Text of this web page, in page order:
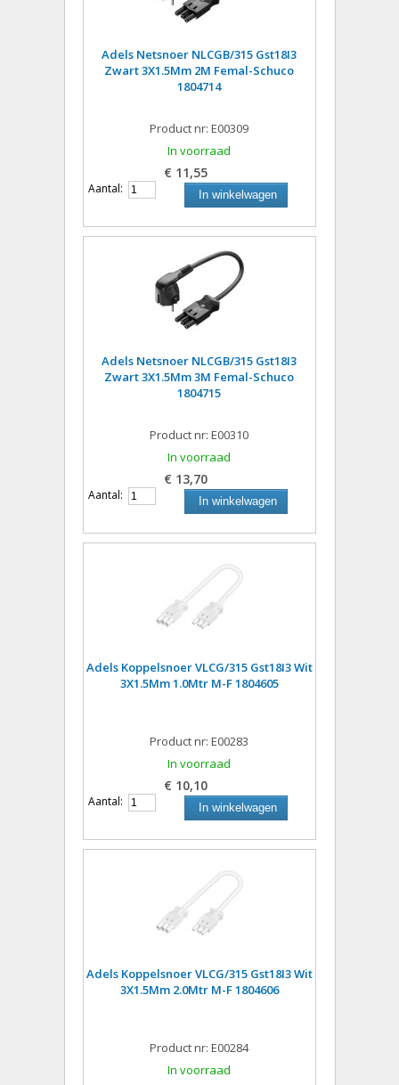
Adels Netsnoer NLCGB/315 Gst18I3
Zwart 3X1.5Mm 2M Femal-Schuco
1804714
Product nr: E00309
In voorraad
€ 11,55
Aantal: In winkelwagen
Adels Netsnoer NLCGB/315 Gst18I3
Zwart 3X1.5Mm 3M Femal-Schuco
1804715
Product nr: E00310
In voorraad
€ 13,70
Aantal: In winkelwagen
Adels Koppelsnoer VLCG/315 Gst18I3 Wit
3X1.5Mm 1.0Mtr M-F 1804605
Product nr: E00283
In voorraad
€ 10,10
Aantal: In winkelwagen
Adels Koppelsnoer VLCG/315 Gst18I3 Wit
3X1.5Mm 2.0Mtr M-F 1804606
Product nr: E00284
In voorraad